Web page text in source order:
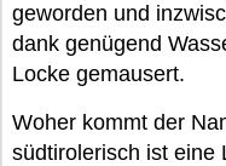
geworden und
dank genügend
Locke gemausert.
Woher kommt der
südtirolerisch ist eine